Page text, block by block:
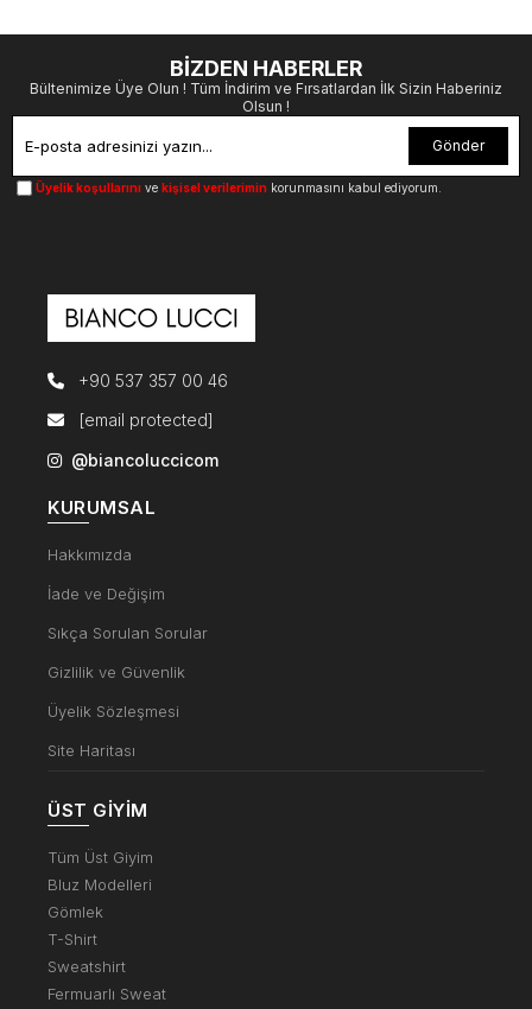
BİZDEN HABERLER
Bültenimize Üye Olun ! Tüm İndirim ve Fırsatlardan İlk Sizin Haberiniz
Olsun !
Gönder
Üyelik koşullarını ve kişisel verilerimin korunmasını kabul ediyorum.
+90 537 357 00 46
[email protected]
@biancoluccicom
KURUMSAL
Hakkımızda
İade ve Değişim
Sıkça Sorulan Sorular
Gizlilik ve Güvenlik
Üyelik Sözleşmesi
Site Haritası
ÜST GIYIM
Tüm Üst Giyim
Bluz Modelleri
Gömlek
T-Shirt
Sweatshirt
Fermuarlı Sweat